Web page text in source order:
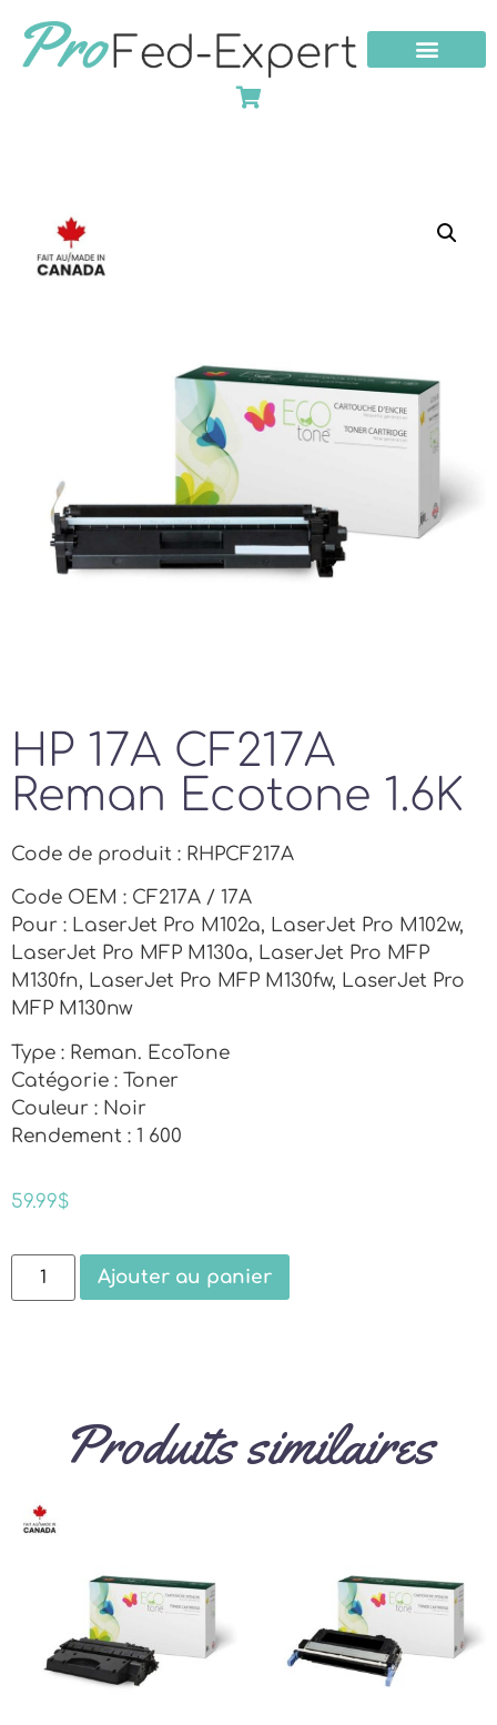
HP 17A CF217A
Reman Ecotone 1.6K
Code de produit : RHPCF217A
Code OEM : CF217A / 17A
Pour : LaserJet Pro M102a, LaserJet Pro M102w,
LaserJet Pro MFP M130a, LaserJet Pro MFP
M130fn, LaserJet Pro MFP M130fw, LaserJet Pro
MFP M130nw
Type : Reman. EcoTone
Catégorie : Toner
Couleur : Noir
Rendement : 1 600
59.99$
Ajouter au panier
Produits similaires